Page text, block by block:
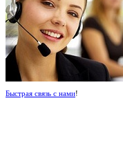
Быстрая связь с нами!